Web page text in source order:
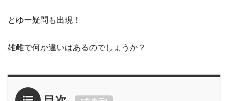
とゆー疑問も出現！
雄雌で何か違いはあるのでしょうか？